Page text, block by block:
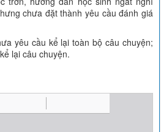
chưa đặt thành yêu cầu đánh giá
yêu cầu kể lại toàn bộ câu chuyện;
lại câu chuyện.